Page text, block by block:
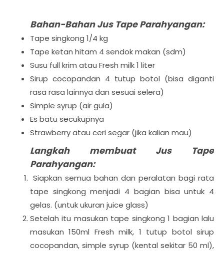
Bahan-Bahan Jus Tape Parahyangan:
Tape singkong 1/4 kg
Tape ketan hitam 4 sendok makan (sdm)
Susu full krim atau Fresh milk 1 liter
Sirup cocopandan 4 tutup botol (bisa diganti
rasa rasa lainnya dan sesuai selera)
Simple syrup (air gula)
Es batu secukupnya
Strawberry atau ceri segar (jika kalian mau)
Langkah membuat Jus Tape
Parahyangan:
Siapkan semua bahan dan peralatan bagi rata
tape singkong menjadi 4 bagian bisa untuk 4
gelas. (untuk ukuran juice glass)
Setelah itu masukan tape singkong 1 bagian lalu
masukan 150ml Fresh milk, 1 tutup botol sirup
cocopandan, simple syrup (kental sekitar 50 ml),